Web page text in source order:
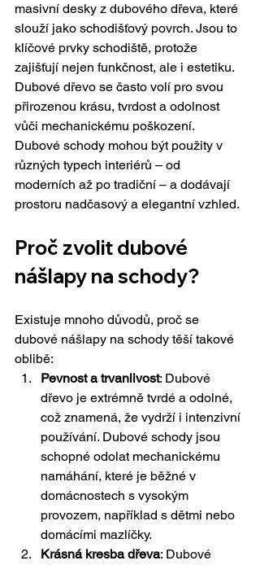
masivní desky z dubového dřeva, které
slouží jako schodišťový povrch. Jsou to
klíčové prvky schodiště, protože
zajišťují nejen funkčnost, ale i estetiku.
Dubové dřevo se často volí pro svou
přirozenou krásu, tvrdost a odolnost
vůči mechanickému poškození.
Dubové schody mohou být použity v
různých typech interiérů – od
moderních až po tradiční – a dodávají
prostoru nadčasový a elegantní vzhled.
Proč zvolit dubové
nášlapy na schody?
Existuje mnoho důvodů, proč se
dubové nášlapy na schody těší takové
oblibě:
Pevnost a trvanlivost: Dubové
dřevo je extrémně tvrdé a odolné,
což znamená, že vydrží i intenzivní
používání. Dubové schody jsou
schopné odolat mechanickému
namáhání, které je běžné v
domácnostech s vysokým
provozem, například s dětmi nebo
domácími mazlíčky.
Krásná kresba dřeva: Dubové